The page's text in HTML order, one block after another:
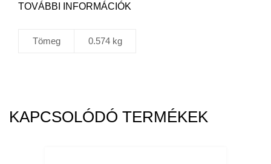
TOVÁBBI INFORMÁCIÓK
Tömeg 0.574 kg
KAPCSOLÓDÓ TERMÉKEK